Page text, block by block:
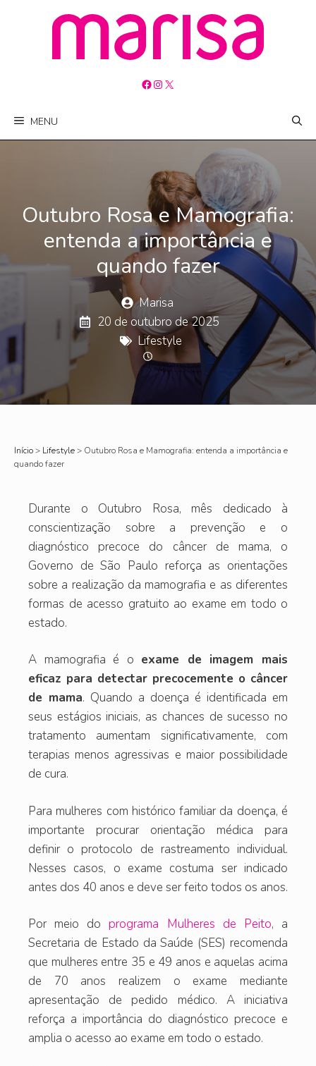
Facebook
Instagram
X
MENU
Outubro Rosa e Mamografia:
entenda a importância e
quando fazer
Marisa
20 de outubro de 2025
Lifestyle
Início> Lifestyle> Outubro Rosa e Mamografia: entenda a importância e
quando fazer
Durante o Outubro Rosa, mês dedicado à
conscientização sobre a prevenção e o
diagnóstico precoce do câncer de mama, o
Governo de São Paulo reforça as orientações
sobre a realização da mamografia e as diferentes
formas de acesso gratuito ao exame em todo o
estado.
A mamografia é o exame de imagem mais
eficaz para detectar precocemente o câncer
de mama. Quando a doença é identificada em
seus estágios iniciais, as chances de sucesso no
tratamento aumentam significativamente, com
terapias menos agressivas e maior possibilidade
de cura.
Para mulheres com histórico familiar da doença, é
importante procurar orientação médica para
definir o protocolo de rastreamento individual.
Nesses casos, o exame costuma ser indicado
antes dos 40 anos e deve ser feito todos os anos.
Por meio doprograma Mulheres de Peito, a
Secretaria de Estado da Saúde (SES) recomenda
que mulheres entre 35 e 49 anos e aquelas acima
de 70 anos realizem o exame mediante
apresentação de pedido médico. A iniciativa
reforça a importância do diagnóstico precoce e
amplia o acesso ao exame em todo o estado.